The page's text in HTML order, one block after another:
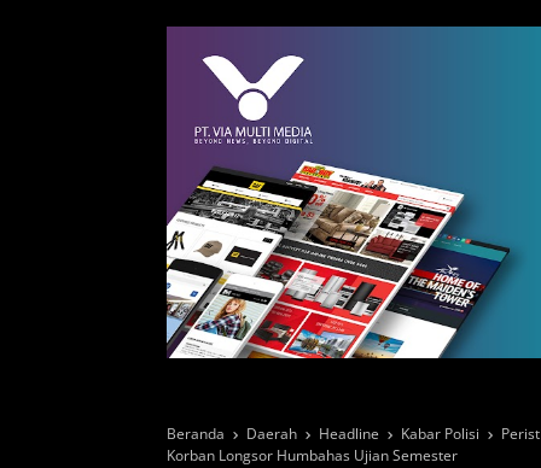
Beranda Daerah Headline Kabar Polisi
Korban Longsor Humbahas Ujian Semester